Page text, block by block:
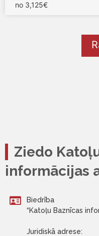
no 3,125€
Ziedo
informācijas
Biedrība
“Katoļu Baznīcas
Juridiskā adrese: